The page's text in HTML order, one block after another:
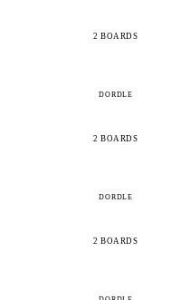
2 BOARDS
DORDLE
2 BOARDS
DORDLE
2 BOARDS